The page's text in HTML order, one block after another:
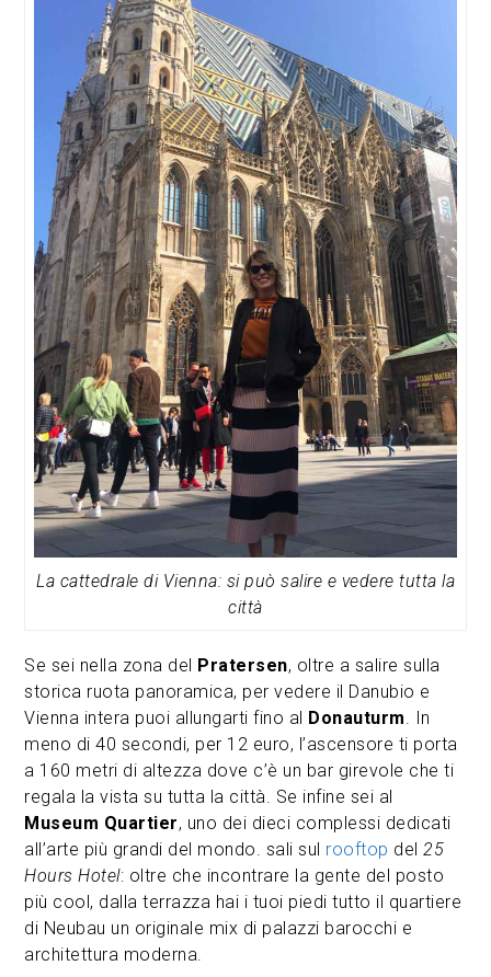
La cattedrale di Vienna: si può salire e vedere tutta la
città
Se sei nella zona del Pratersen, oltre a salire sulla
storica ruota panoramica, per vedere il Danubio e
Vienna intera puoi allungarti fino al Donauturm
. In
meno di 40 secondi, per 12 euro, l’ascensore ti porta
a 160 metri di altezza dove c’è un bar girevole che ti
regala la vista su tutta la città. Se infine sei al
Museum Quartier, uno dei dieci complessi dedicati
all’arte più grandi del mondo. sali sul rooftop del 25
Hours Hotel: oltre che incontrare la gente del posto
più cool, dalla terrazza hai i tuoi piedi tutto il quartiere
di Neubau un originale mix di palazzi barocchi e
architettura moderna.